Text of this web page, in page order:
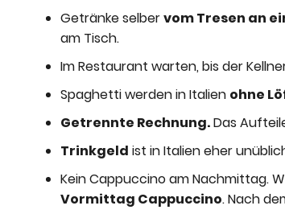
Getränke selbervom Tresen an
am Tisch.
Im Restaurant warten, bis der
Spaghetti werden in Italien ohne
Getrennte Rechnung.Das
Trinkgeld ist in Italien eher
Kein Cappuccino am Nachmittag.
Vormittag Cappuccino. Nach